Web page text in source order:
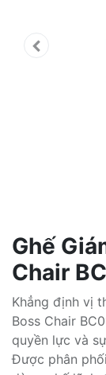
Ghế
Chair
Khẳng định vị
Boss Chair
quyền lực và
Được phân